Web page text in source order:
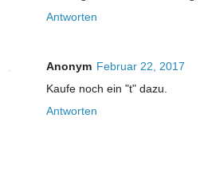
Antworten
Anonym Februar 22, 2017
Kaufe noch ein "t" dazu.
Antworten